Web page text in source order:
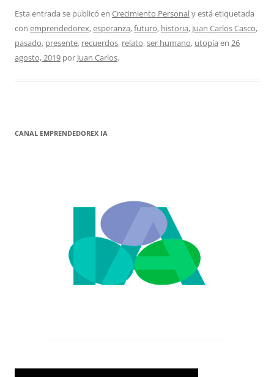
Esta entrada se publicó en Crecimiento Personaly está etiquetada
con emprendedorex,esperanza,futuro, historia, Juan Carlos Casco,
pasado, presente, recuerdos, relato,ser humano, utopía en 26
agosto, 2019 por Juan Carlos.
CANAL EMPRENDEDOREX IA